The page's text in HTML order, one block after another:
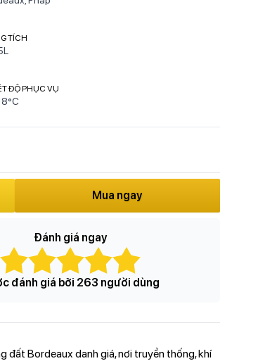
TÍCH
ĐỘ PHỤC VỤ
Mua ngay
Đánh giá ngay
đánh giá bởi 263 người dùng
đất Bordeaux danh giá, nơi truyền thống, khí